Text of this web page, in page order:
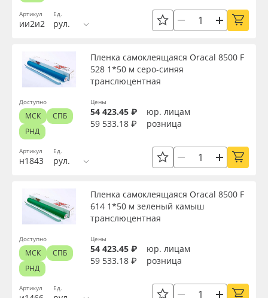
Артикул
ии2и2
Ед.
рул.
Артикул
н1843
Пленка самоклеящаяся Oracal 8500 F
528 1*50 м серо-синяя
транслюцентная
Ед.
рул.
Цены
54 423.45 ₽
юр. лицам
59 533.18 ₽
розница
Доступно
МСК
СПБ
РНД
Артикул
Пленка самоклеящаяся Oracal 8500 F
614 1*50 м зеленый камыш
транслюцентная
Ед.
Цены
54 423.45 ₽
юр. лицам
59 533.18 ₽
розница
Доступно
МСК
СПБ
РНД